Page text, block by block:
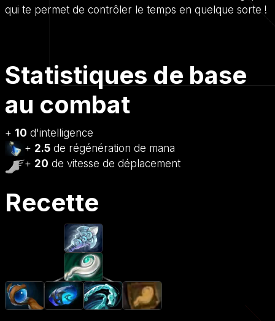
qui te permet de contrôler le temps en quelque sorte !
Statistiques de base
au combat
+ 10 d'intelligence
+ 2.5 de régénération de mana
+ 20 de vitesse de déplacement
Recette